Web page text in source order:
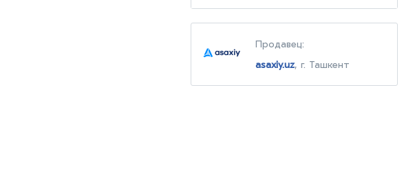
Продавец:
asaxiy.uz, г. Ташкент